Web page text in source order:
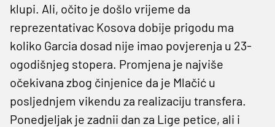
klupi. Ali, očito je došlo vrijeme da
reprezentativac Kosova dobije prigodu ma
koliko Garcia dosad nije imao povjerenja u 23-
ogodišnjeg stopera. Promjena je najviše
očekivana zbog činjenice da je Mlačić u
posljednjem vikendu za realizaciju transfera.
Ponedjeljak je zadnii dan za Lige petice, ali i